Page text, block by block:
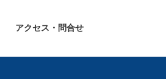
アクセス・問合せ